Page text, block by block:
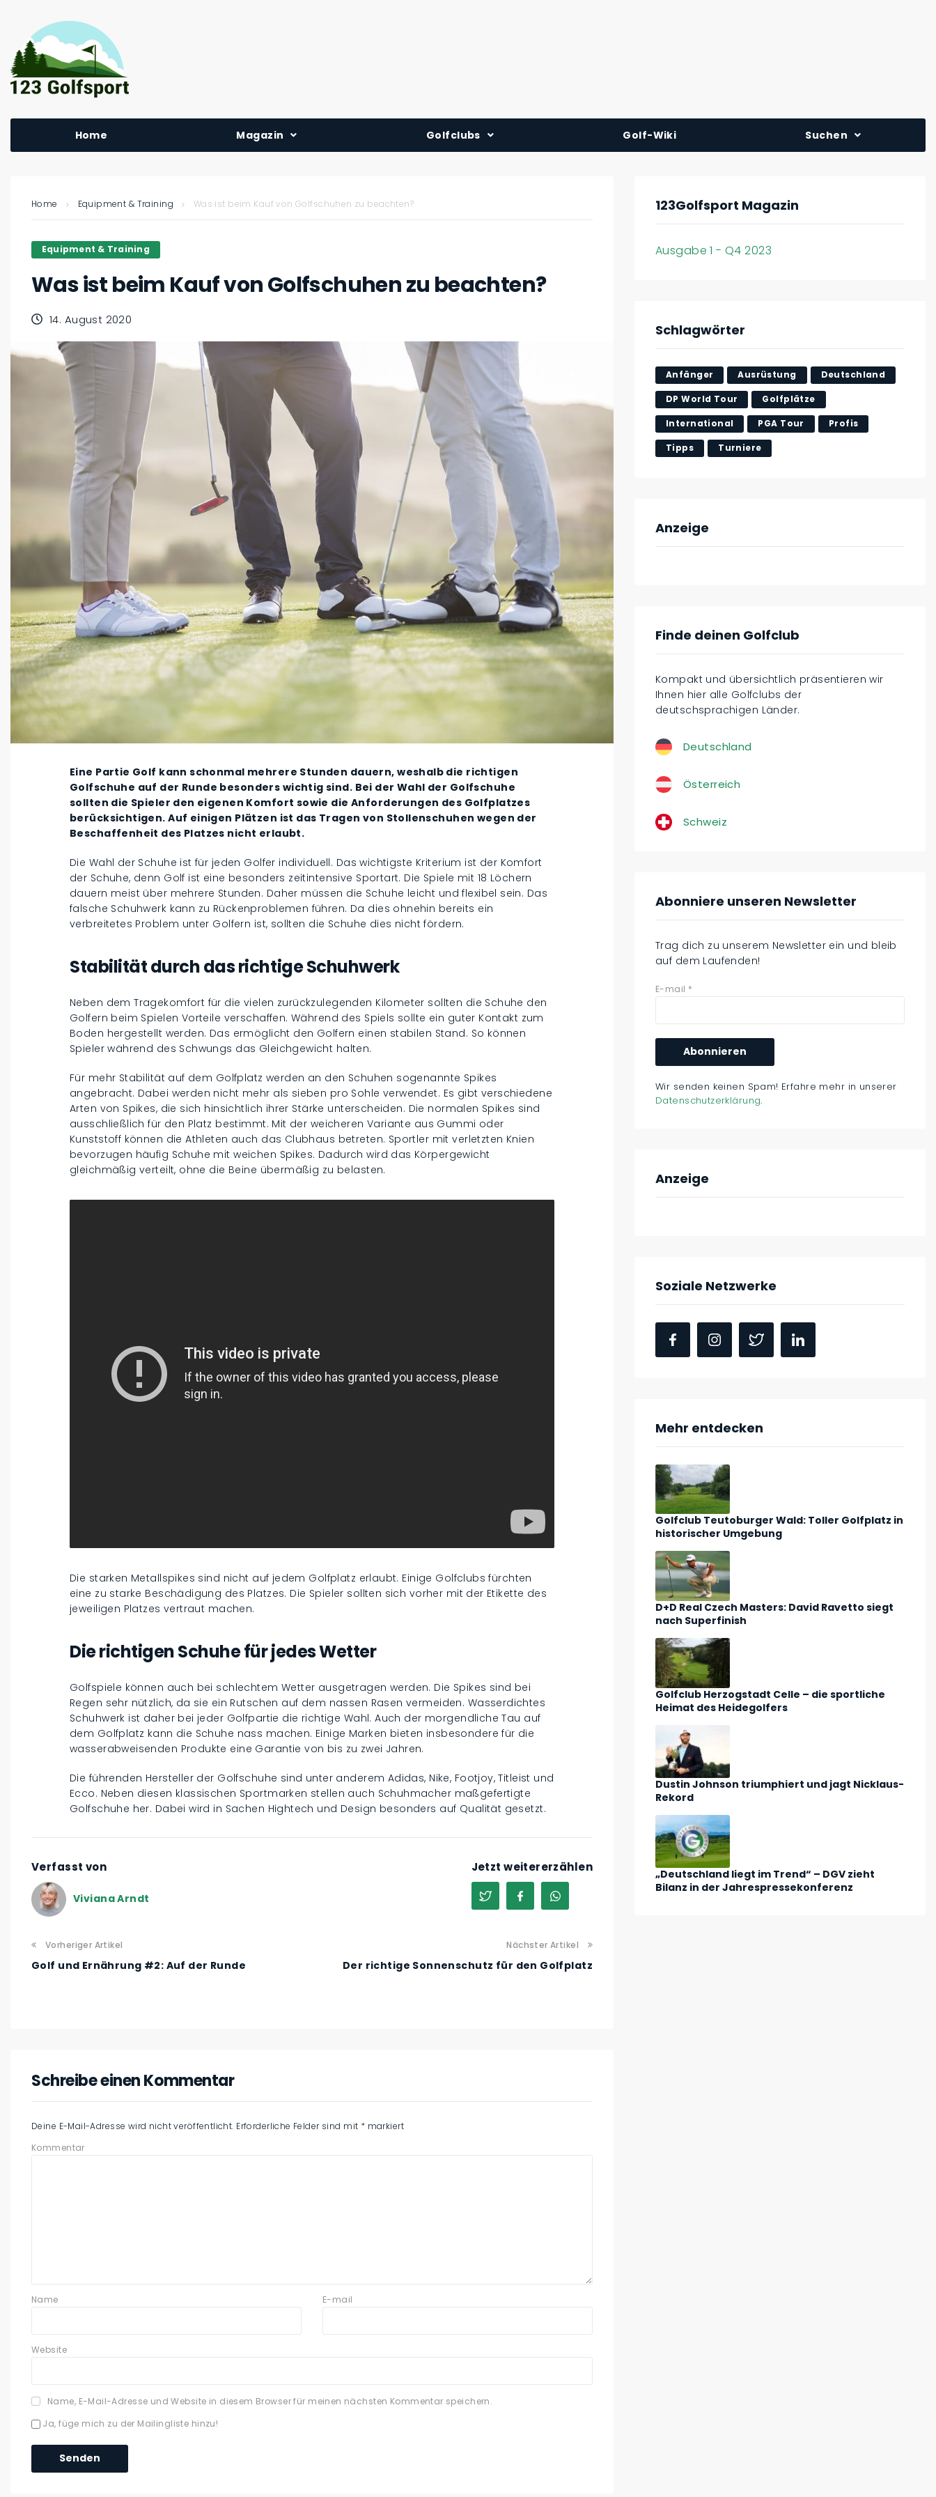
Home Magazin
Golfclubs
Golf-Wiki Suchen
Home Equipment & Training Was ist beim Kauf von Golfschuhen zu beachten?
Equipment & Training
Was ist beim Kauf von Golfschuhen zu beachten?
14. August 2020
Eine Partie Golf kann schonmal mehrere Stunden dauern, weshalb die richtigen
Golfschuhe auf der Runde besonders wichtig sind. Bei der Wahl der Golfschuhe
sollten die Spieler den eigenen Komfort sowie die Anforderungen des Golfplatzes
berücksichtigen. Auf einigen Plätzen ist das Tragen von Stollenschuhen wegen der
Beschaffenheit des Platzes nicht erlaubt.
Die Wahl der Schuhe ist für jeden Golfer individuell. Das wichtigste Kriterium ist der Komfort
der Schuhe, denn Golf ist eine besonders zeitintensive Sportart. Die Spiele mit 18 Löchern
dauern meist über mehrere Stunden. Daher müssen die Schuhe leicht und flexibel sein. Das
falsche Schuhwerk kann zu Rückenproblemen führen. Da dies ohnehin bereits ein
verbreitetes Problem unter Golfern ist, sollten die Schuhe dies nicht fördern.
Stabilität durch das richtige Schuhwerk
Neben dem Tragekomfort für die vielen zurückzulegenden Kilometer sollten die Schuhe den
Golfern beim Spielen Vorteile verschaffen. Während des Spiels sollte ein guter Kontakt zum
Boden hergestellt werden. Das ermöglicht den Golfern einen stabilen Stand. So können
Spieler während des Schwungs das Gleichgewicht halten.
Für mehr Stabilität auf dem Golfplatz werden an den Schuhen sogenannte Spikes
angebracht. Dabei werden nicht mehr als sieben pro Sohle verwendet. Es gibt verschiedene
Arten von Spikes, die sich hinsichtlich ihrer Stärke unterscheiden. Die normalen Spikes sind
ausschließlich für den Platz bestimmt. Mit der weicheren Variante aus Gummi oder
Kunststoff können die Athleten auch das Clubhaus betreten. Sportler mit verletzten Knien
bevorzugen häufig Schuhe mit weichen Spikes. Dadurch wird das Körpergewicht
gleichmäßig verteilt, ohne die Beine übermäßig zu belasten.
Die starken Metallspikes sind nicht auf jedem Golfplatz erlaubt. Einige Golfclubs fürchten
eine zu starke Beschädigung des Platzes. Die Spieler sollten sich vorher mit der Etikette des
jeweiligen Platzes vertraut machen.
Die richtigen Schuhe für jedes Wetter
Golfspiele können auch bei schlechtem Wetter ausgetragen werden. Die Spikes sind bei
Regen sehr nützlich, da sie ein Rutschen auf dem nassen Rasen vermeiden. Wasserdichtes
Schuhwerk ist daher bei jeder Golfpartie die richtige Wahl. Auch der morgendliche Tau auf
dem Golfplatz kann die Schuhe nass machen. Einige Marken bieten insbesondere für die
wasserabweisenden Produkte eine Garantie von bis zu zwei Jahren.
Die führenden Hersteller der Golfschuhe sind unter anderem Adidas, Nike, Footjoy, Titleist und
Ecco. Neben diesen klassischen Sportmarken stellen auch Schuhmacher maßgefertigte
Golfschuhe her. Dabei wird in Sachen Hightech und Design besonders auf Qualität gesetzt.
Verfasst von
Viviana Arndt
Jetzt weitererzählen
Vorheriger Artikel
Golf und Ernährung #2: Auf der Runde
Nächster Artikel
Der richtige Sonnenschutz für den Golfplatz
Schreibe einen Kommentar
Deine E-Mail-Adresse wird nicht veröffentlicht. Erforderliche Felder sind mit * markiert
Kommentar
Name E-mail
Website
Name, E-Mail-Adresse und Website in diesem Browser für meinen nächsten Kommentar speichern.
Ja, füge mich zu der Mailingliste hinzu!
123Golfsport Magazin
Ausgabe 1 - Q4 2023
Schlagwörter
Anfänger Ausrüstung Deutschland
DP World Tour Golfplätze
International PGA Tour Profis
Tipps Turniere
Anzeige
Finde deinen Golfclub
Kompakt und übersichtlich präsentieren wir
Ihnen hier alle Golfclubs der
deutschsprachigen Länder.
Deutschland
Österreich
Schweiz
Abonniere unseren Newsletter
Trag dich zu unserem Newsletter ein und bleib
auf dem Laufenden!
E-mail *
Wir senden keinen Spam! Erfahre mehr in unserer
Datenschutzerklärung.
Anzeige
Soziale Netzwerke
Mehr entdecken
Golfclub Teutoburger Wald: Toller Golfplatz in
historischer Umgebung
D+D Real Czech Masters: David Ravetto siegt
nach Superfinish
Golfclub Herzogstadt Celle – die sportliche
Heimat des Heidegolfers
Dustin Johnson triumphiert und jagt Nicklaus-
Rekord
„Deutschland liegt im Trend“ – DGV zieht
Bilanz in der Jahrespressekonferenz